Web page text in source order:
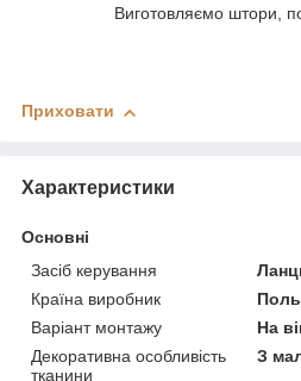
Виготовляємо штори,
Приховати
Характеристики
Основні
Засіб керування
Країна виробник
Варіант монтажу
На
Декоративна особливість
тканини
З